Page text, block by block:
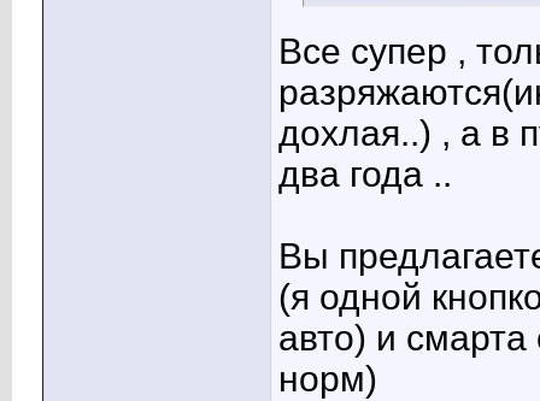
Все супер ,
дохлая..) , а в
два года ..
Вы
(я одной
авто) и
норм)